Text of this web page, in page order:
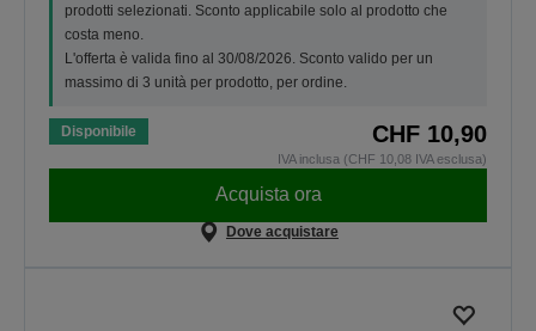
prodotti selezionati. Sconto applicabile solo al prodotto che
costa meno.
L'offerta è valida fino al 30/08/2026. Sconto valido per un
massimo di 3 unità per prodotto, per ordine.
Disponibile CHF 10,90
IVA inclusa (CHF 10,08 IVA esclusa)
Acquista ora
Dove acquistare